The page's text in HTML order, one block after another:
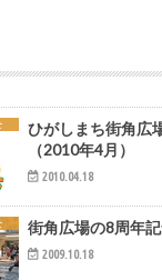
ひがしまち街角広
（2010年4月）
2010.04.18
街角広場の8周年
2009.10.18